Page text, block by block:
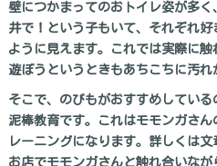
壁につかまってのおトイレ姿が多
井で！という子もいて、それぞれ
ように見えます。これでは実際に
遊ぼうというときもあちこちに汚
そこで、のびもがおすすめしている
泥棒教育です。これはモモンガさ
レーニングになります。詳しくは
お店でモモンガさんと触れ合いな